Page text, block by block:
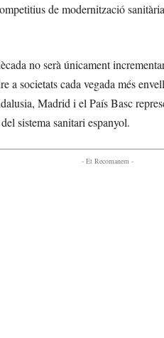
de modernització
no serà únicament
a societats cada vegada més
Madrid i el País Basc
sistema sanitari espanyol.
- Et Recomanem -